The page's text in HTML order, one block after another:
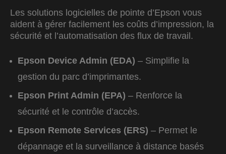
Les solutions logicielles de pointe d’Epson vous
aident à gérer facilement les coûts d’impression, la
sécurité et l’automatisation des flux de travail.
Epson Device Admin (EDA) – Simplifie la
gestion du parc d’imprimantes.
Epson Print Admin (EPA) – Renforce la
sécurité et le contrôle d’accès.
Epson Remote Services (ERS) – Permet le
dépannage et la surveillance à distance basés